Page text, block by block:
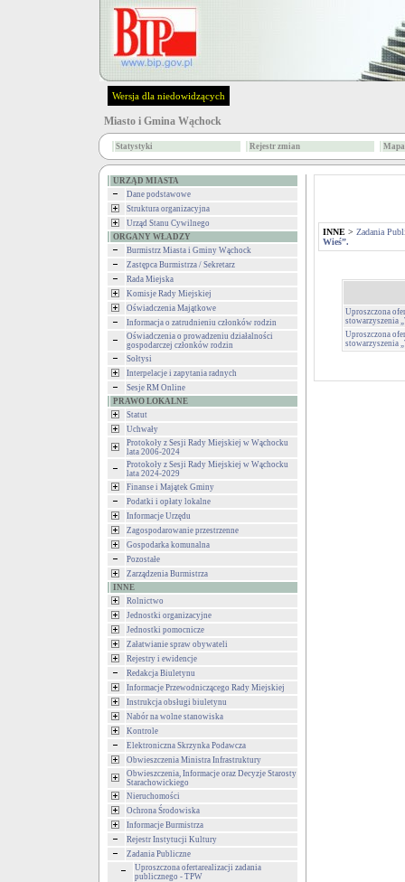
Wersja dla niedowidzących
Miasto i Gmina Wąchock
Statystyki Rejestr zmian
URZĄD MIASTA
Dane podstawowe
Struktura organizacyjna
Urząd Stanu Cywilnego
ORGANY WŁADZY
Burmistrz Miasta i Gminy Wąchock
Zastępca Burmistrza / Sekretarz
Rada Miejska
Komisje Rady Miejskiej
Oświadczenia Majątkowe
Informacja o zatrudnieniu członków rodzin
Oświadczenia o prowadzeniu działalności
gospodarczej członków rodzin
Sołtysi
Interpelacje i zapytania radnych
Sesje RM Online
PRAWO LOKALNE
Statut
Uchwały
Protokoły z Sesji Rady Miejskiej w Wąchocku
lata 2006-2024
Protokoły z Sesji Rady Miejskiej w Wąchocku
lata 2024-2029
Finanse i Majątek Gminy
Podatki i opłaty lokalne
Informacje Urzędu
Zagospodarowanie przestrzenne
Gospodarka komunalna
Pozostałe
Zarządzenia Burmistrza
INNE
Rolnictwo
Jednostki organizacyjne
Jednostki pomocnicze
Załatwianie spraw obywateli
Rejestry i ewidencje
Redakcja Biuletynu
Informacje Przewodniczącego Rady Miejskiej
Instrukcja obsługi biuletynu
Nabór na wolne stanowiska
Kontrole
Elektroniczna Skrzynka Podawcza
Obwieszczenia Ministra Infrastruktury
Obwieszczenia, Informacje oraz Decyzje Starosty
Starachowickiego
Nieruchomości
Ochrona Środowiska
Informacje Burmistrza
Rejestr Instytucji Kultury
Zadania Publiczne
Uproszczona ofertarealizacji zadania
publicznego - TPW
INNE > Zadania
Wieś”.
Uproszczona
stowarzyszenia
Uproszczona
stowarzyszenia